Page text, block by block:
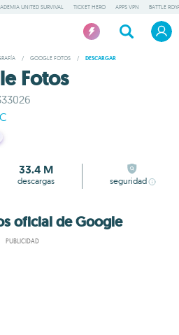
UNITED SURVIVAL TICKET HERO APPS VPN BATTLE
/ GOOGLE FOTOS / DESCARGAR
Fotos
33.4 M
descargas seguridad
oficial de Google
PUBLICIDAD